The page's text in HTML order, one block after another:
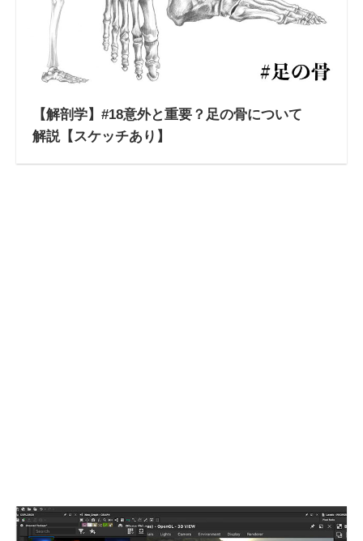
【解剖学】#18意外と重要？足の骨について
解説【スケッチあり】